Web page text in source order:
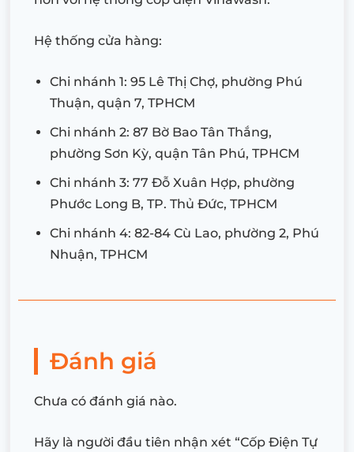
Hệ thống cửa hàng:
Chi nhánh 1: 95 Lê Thị Chợ, phường Phú
Thuận, quận 7, TPHCM
Chi nhánh 2: 87 Bờ Bao Tân Thắng,
phường Sơn Kỳ, quận Tân Phú, TPHCM
Chi nhánh 3: 77 Đỗ Xuân Hợp, phường
Phước Long B, TP. Thủ Đức, TPHCM
Chi nhánh 4: 82-84 Cù Lao, phường 2, Phú
Nhuận, TPHCM
Đánh giá
Chưa có đánh giá nào.
Hãy là người đầu tiên nhận xét “Cốp Điện Tự